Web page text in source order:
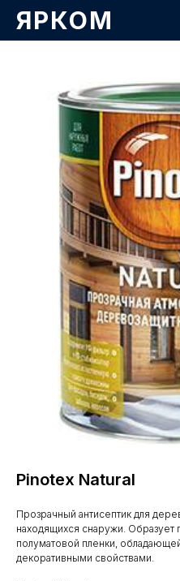
ЯРКОМ
Pinotex Natural
Прозрачный антисептик для
находящихся снаружи. Образует
полуматовой пленки,
декоративными свойствами.